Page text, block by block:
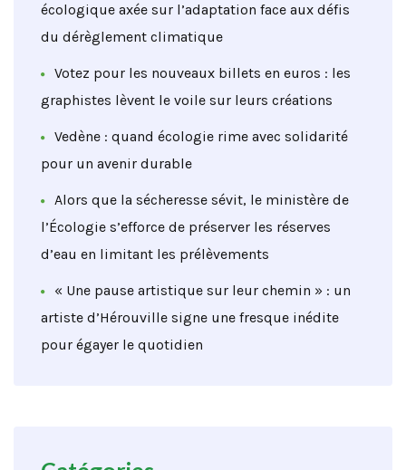
écologique axée sur l’adaptation face aux défis
du dérèglement climatique
Votez pour les nouveaux billets en euros : les
graphistes lèvent le voile sur leurs créations
Vedène : quand écologie rime avec solidarité
pour un avenir durable
Alors que la sécheresse sévit, le ministère de
l’Écologie s’efforce de préserver les réserves
d’eau en limitant les prélèvements
« Une pause artistique sur leur chemin » : un
artiste d’Hérouville signe une fresque inédite
pour égayer le quotidien